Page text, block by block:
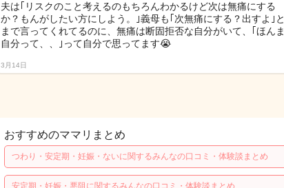
夫は｢リスクのこと考えるのもちろんわかるけど次は無痛にする
か？もんがしたい方にしよう。｣義母も｢次無痛にする？出すよ｣と
まで言ってくれてるのに、無痛は断固拒否な自分がいて、｢ほんま
自分って、、｣って自分で思ってます😭
3月14日
おすすめのママリまとめ
つわり・安定期・妊娠・ないに関するみんなの口コミ・体験談まとめ
安定期・妊娠・悪阻に関するみんなの口コミ・体験談まとめ